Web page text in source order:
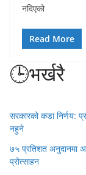
नदिएको
Read More
🕒भर्खरै
सरकारको कडा निर्णय:
नहुने
७५ प्रतिशत अनुदानमा
प्रोत्साहन